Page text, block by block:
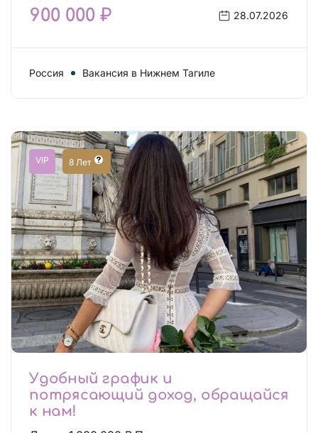
900 000 ₽ 28.07.2026
Россия Вакансия в Нижнем Тагиле
VIP 8 Лет
Удобный график и
потрясающий доход, обращайся
к нам!